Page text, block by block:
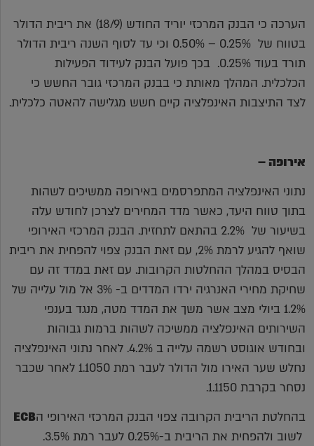
הערכה כי הבנק המרכזי יוריד החודש (18/9) את ריבית הדולר
בטווח של 0.25% – 0.50% וכי עד לסוף השנה ריבית הדולר
תורד בעוד 0.25%. בכך פועל הבנק לעידוד הפעילות
הכלכלית. המהלך מאותת כי בבנק המרכזי גובר החשש כי
לצד התיצבות האינפלציה קיים חשש מגלישה להאטה כלכלית.
אירופה –
נתוני האינפלציה המתפרסמים באירופה ממשיכים לשהות
בתוך טווח היעד, כאשר מדד המחירים לצרכן לחודש עלה
בשיעור של 2.2% בהתאם לתחזית. הבנק המרכזי האירופי
שואף להגיע לרמת 2%, עם זאת הבנק צפוי להפחית את ריבית
הבסיס במהלך ההחלטות הקרובות. עם זאת במדד זה עם
שחיקת מחירי האנרגיה ירדו המדדים ב- 3% אל מול עלייה של
1.2% ביולי מצב אשר משך את המדד מטה, מנגד בענפי
השירותים האינפלציה ממשיכה לשהות ברמות גבוהות
ובחודש אוגוסט רשמה עלייה ב 4.2%. לאחר נתוני האינפלציה
נחלש שער האירו מול הדולר לעבר רמת 1.1050 לאחר שכבר
נסחר בקרבת 1.1150.
בהחלטת הריבית הקרובה צפוי הבנק המרכזי האירופי הECB
לשוב ולהפחית את הריבית ב-0.25% לעבר רמת 3.5%.